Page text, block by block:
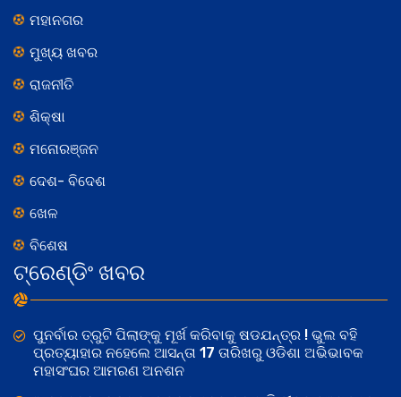
ମହାନଗର
ମୁଖ୍ୟ ଖବର
ରାଜନୀତି
ଶିକ୍ଷା
ମନୋରଞ୍ଜନ
ଦେଶ- ବିଦେଶ
ଖେଳ
ବିଶେଷ
ଟ୍ରେଣ୍ଡିଂ ଖବର
ପୁନର୍ବାର ତ୍ରୁଟି ପିଲାଙ୍କୁ ମୂର୍ଖ କରିବାକୁ ଷଡଯନ୍ତ୍ର ! ଭୁଲ ବହି
ପ୍ରତ୍ୟାହାର ନହେଲେ ଆସନ୍ତା 17 ତାରିଖରୁ ଓଡିଶା ଅଭିଭାବକ
ମହାସଂଘର ଆମରଣ ଅନଶନ